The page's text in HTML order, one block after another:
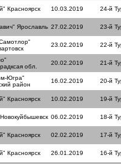
Красноярск 10.03.2019 24-й
Ярославль 27.02.2019 23-й
23.02.2019 22-й
обл.
20.02.2019 21-й
Югра"
район
16.02.2019 20-й
Красноярск 10.02.2019 19-й
06.02.2019 18-й
Красноярск 02.02.2019 17-й
Красноярск 26.01.2019 16-й